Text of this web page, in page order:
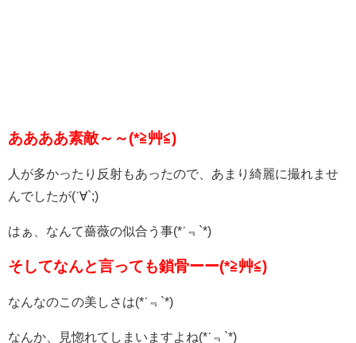
ああああ素敵～～(*≧艸≦)
人が多かったり反射もあったので、あまり綺麗に撮れませ
んでしたが(ˊ∀`;)
はぁ、なんて薔薇の似合う事(*ˊ﹃`*)
そしてなんと言っても鎖骨ーー(*≧艸≦)
なんなのこの美しさは(*ˊ﹃`*)
なんか、見惚れてしまいますよね(*ˊ﹃`*)